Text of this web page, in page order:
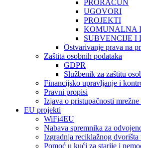
PRORAČUN
UGOVORI
PROJEKTI
KOMUNALNA
SUBVENCIJE I
Ostvarivanje prava na
Zaštita osobnih podataka
GDPR
Službenik za zaštitu
Financijsko upravljanje i
Pravni propisi
Izjava o pristupačnosti
EU projekti
WiFi4EU
Nabava spremnika za
Izgradnja reciklažnog
Pomoć u kući za starije i